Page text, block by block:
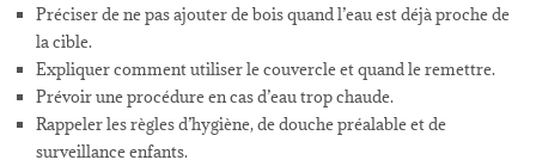
Préciser de ne pas ajouter de bois quand l’eau est déjà proche de
la cible.
Expliquer comment utiliser le couvercle et quand le remettre.
Prévoir une procédure en cas d’eau trop chaude.
Rappeler les règles d’hygiène, de douche préalable et de
surveillance enfants.